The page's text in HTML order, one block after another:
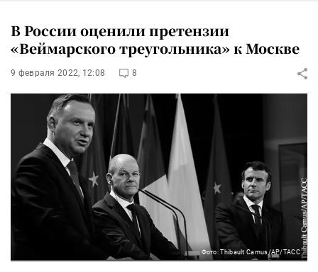
В России оценили претензии
«Веймарского треугольника» к Москве
9 февраля 2022, 12:08 8
Фото: Thibault Camus/AP/ТАСС